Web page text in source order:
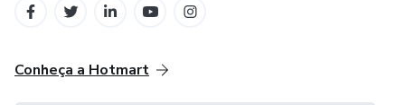
Conheça a Hotmart